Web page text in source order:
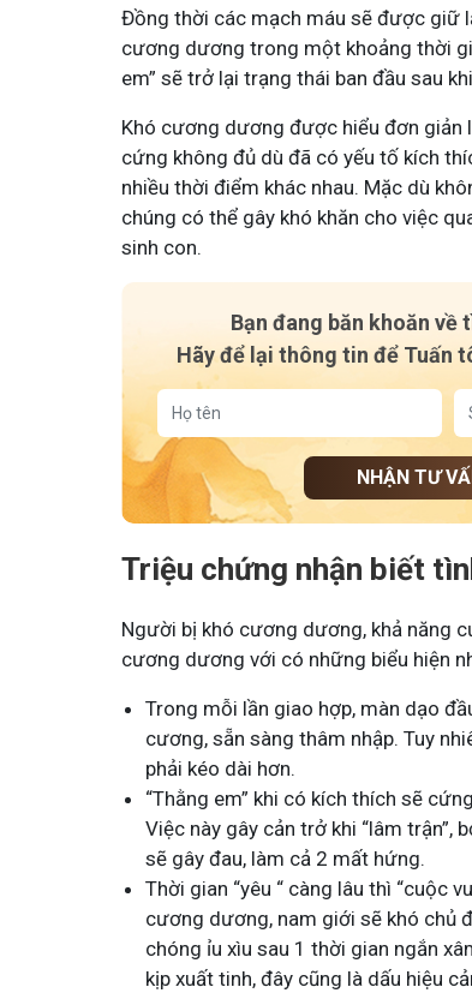
Đồng thời các mạch máu sẽ được giữ
cương dương trong một khoảng thời
em” sẽ trở lại trạng thái ban đầu sau
Khó cương dương được hiểu đơn
cứng không đủ dù đã có yếu tố kích
nhiều thời điểm khác nhau. Mặc dù
chúng có thể gây khó khăn cho việc
sinh con.
Bạn đang băn khoăn về
Hãy để lại thông tin để Tuấn
NHẬN TƯ
Triệu chứng nhận biết
Người bị khó cương dương, khả năng
cương dương với có những biểu hiện
Trong mỗi lần giao hợp, màn dạo
cương, sẵn sàng thâm nhập. Tuy
phải kéo dài hơn.
“Thằng em” khi có kích thích sẽ
Việc này gây cản trở khi “lâm trận”,
sẽ gây đau, làm cả 2 mất hứng.
Thời gian “yêu “ càng lâu thì “cuộc
cương dương, nam giới sẽ khó chủ
chóng ỉu xìu sau 1 thời gian ngắn
kịp xuất tinh, đây cũng là dấu hiệu
gây khó chịu và ảnh hưởng sinh hoạt.
sẻ cách giảm ngứa, làm dịu da và
Góc nhỏ tôi chia sẻ với bà
tất tần tật kiến thức sức
thân theo YHCT.